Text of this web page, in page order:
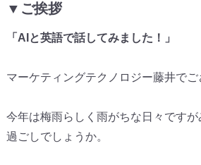
▼ご挨拶
「AIと英語で話してみました！」
マーケティングテクノロジー藤井でご
今年は梅雨らしく雨がちな日々です
過ごしでしょうか。